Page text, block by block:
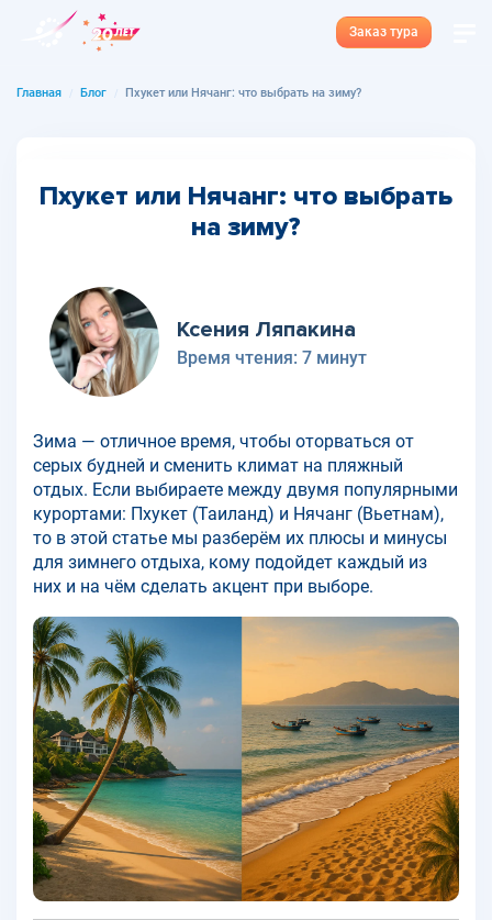
Заказ тура
Главная Блог Пхукет или Нячанг: что выбрать на зиму?
Пхукет или Нячанг: что выбрать
на зиму?
Ксения Ляпакина
Время чтения: 7 минут
Зима — отличное время, чтобы оторваться от
серых будней и сменить климат на пляжный
отдых. Если выбираете между двумя популярными
курортами: Пхукет (Таиланд) и Нячанг (Вьетнам),
то в этой статье мы разберём их плюсы и минусы
для зимнего отдыха, кому подойдет каждый из
них и на чём сделать акцент при выборе.